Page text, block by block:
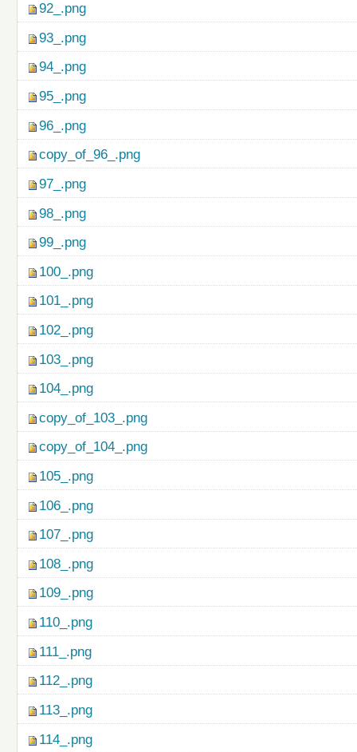
92_.png
93_.png
94_.png
95_.png
96_.png
copy_of_96_.png
97_.png
98_.png
99_.png
100_.png
101_.png
102_.png
103_.png
104_.png
copy_of_103_.png
copy_of_104_.png
105_.png
106_.png
107_.png
108_.png
109_.png
110_.png
111_.png
112_.png
113_.png
114_.png